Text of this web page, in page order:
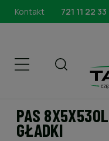
Kontakt 721 11 22 33
PAS
GŁADKI